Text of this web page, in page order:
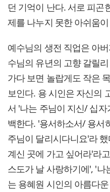
던 기억이 난다. 서로 피곤
제를 나누지 못한 아쉬움
예수님의 생전 직업은 아
수님의 유년의 고향 갈릴
가다 보면 놀랍게도 작은
보인다. 용 시인은 자신의
서 '나는 주님이 지신/ 십
백한다. '용서하소서/ 용서
주님이 달리시다니요'라
계신 곳에 가고 싶어라'라
스도가 날 사랑하기에', '나
는 용혜원 시인의 아름다